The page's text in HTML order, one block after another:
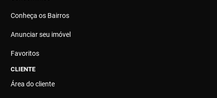
Conheça os Bairros
Anunciar seu imóvel
Favoritos
CLIENTE
Área do cliente